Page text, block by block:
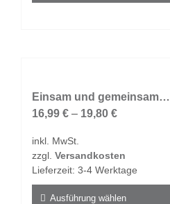
gewählt
auf.
Die
können
auf
Produktseite
Einsam und gemeinsam…
16,99 € – 19,80 €
inkl. MwSt.
zzgl. Versandkosten
Lieferzeit: 3-4 Werktage
Ausführung wählen